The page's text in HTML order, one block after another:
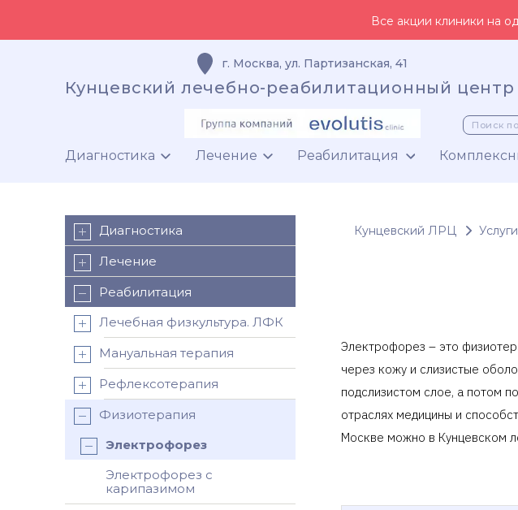
Все акции клиники на
г. Москва, ул. Партизанская, 41
Кунцевский лечебно-реабилитационный центр
Диагностика Лечение Реабилитация
Диагностика
Лечение
Реабилитация
Лечебная физкультура. ЛФК
Мануальная терапия
Рефлексотерапия
Физиотерапия
Электрофорез
Электрофорез с
карипазимом
Кунцевский ЛРЦ Услуги
Электрофорез – это
через кожу и слизистые
подслизистом слое, а потом
отраслях медицины и
Москве можно в Кунцевском